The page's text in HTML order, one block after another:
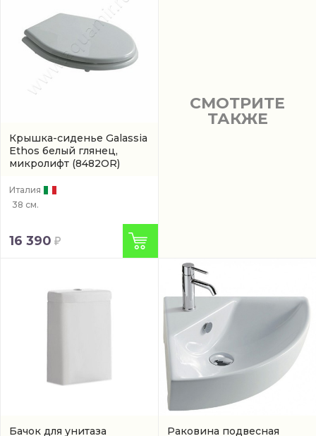
Крышка-сиденье Galassia
Ethos белый глянец,
микролифт (8482OR)
Италия
38 см.
16 390
СМОТРИТЕ
ТАКЖЕ
Бачок для унитаза Раковина подвесная